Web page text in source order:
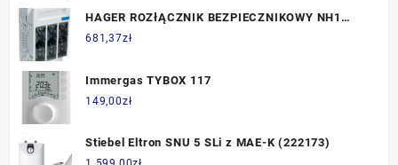
HAGER ROZłĄCZNIK BEZPIECZNIKOWY NH1
250A ODEJśCIE ZE śRUBĄ (LT152)
681,37zł
Immergas TYBOX 117
149,00zł
Stiebel Eltron SNU 5 SLi z MAE-K (222173)